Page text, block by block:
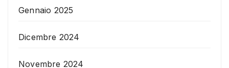
Gennaio 2025
Dicembre 2024
Novembre 2024